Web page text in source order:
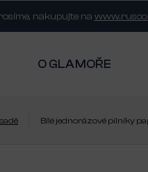
nakupujte na
O GLAMOŘE
Bílé jednorázové pilníky